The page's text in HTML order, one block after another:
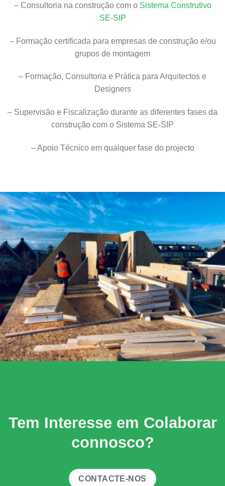
– Consultoria na construção com o Sistema Construtivo
SE-SIP
– Formação certificada para empresas de construção e/ou
grupos de montagem
– Formação, Consultoria e Prática para Arquitectos e
Designers
– Supervisão e Fiscalização durante as diferentes fases da
construção com o Sistema SE-SIP
– Apoio Técnico em qualquer fase do projecto
Tem Interesse em Colaborar
connosco?
CONTACTE-NOS